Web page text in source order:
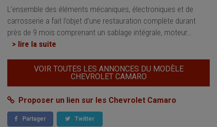
L’ensemble des éléments mécaniques, électroniques et de
carrosserie a fait l’objet d’une restauration complète durant
près de 9 mois comprenant un sablage intégrale, moteur…
> lire la suite
VOIR TOUTES LES ANNONCES DU MODÈLE
CHEVROLET CAMARO
Proposer un lien sur les Chevrolet Camaro
Partager Twitter